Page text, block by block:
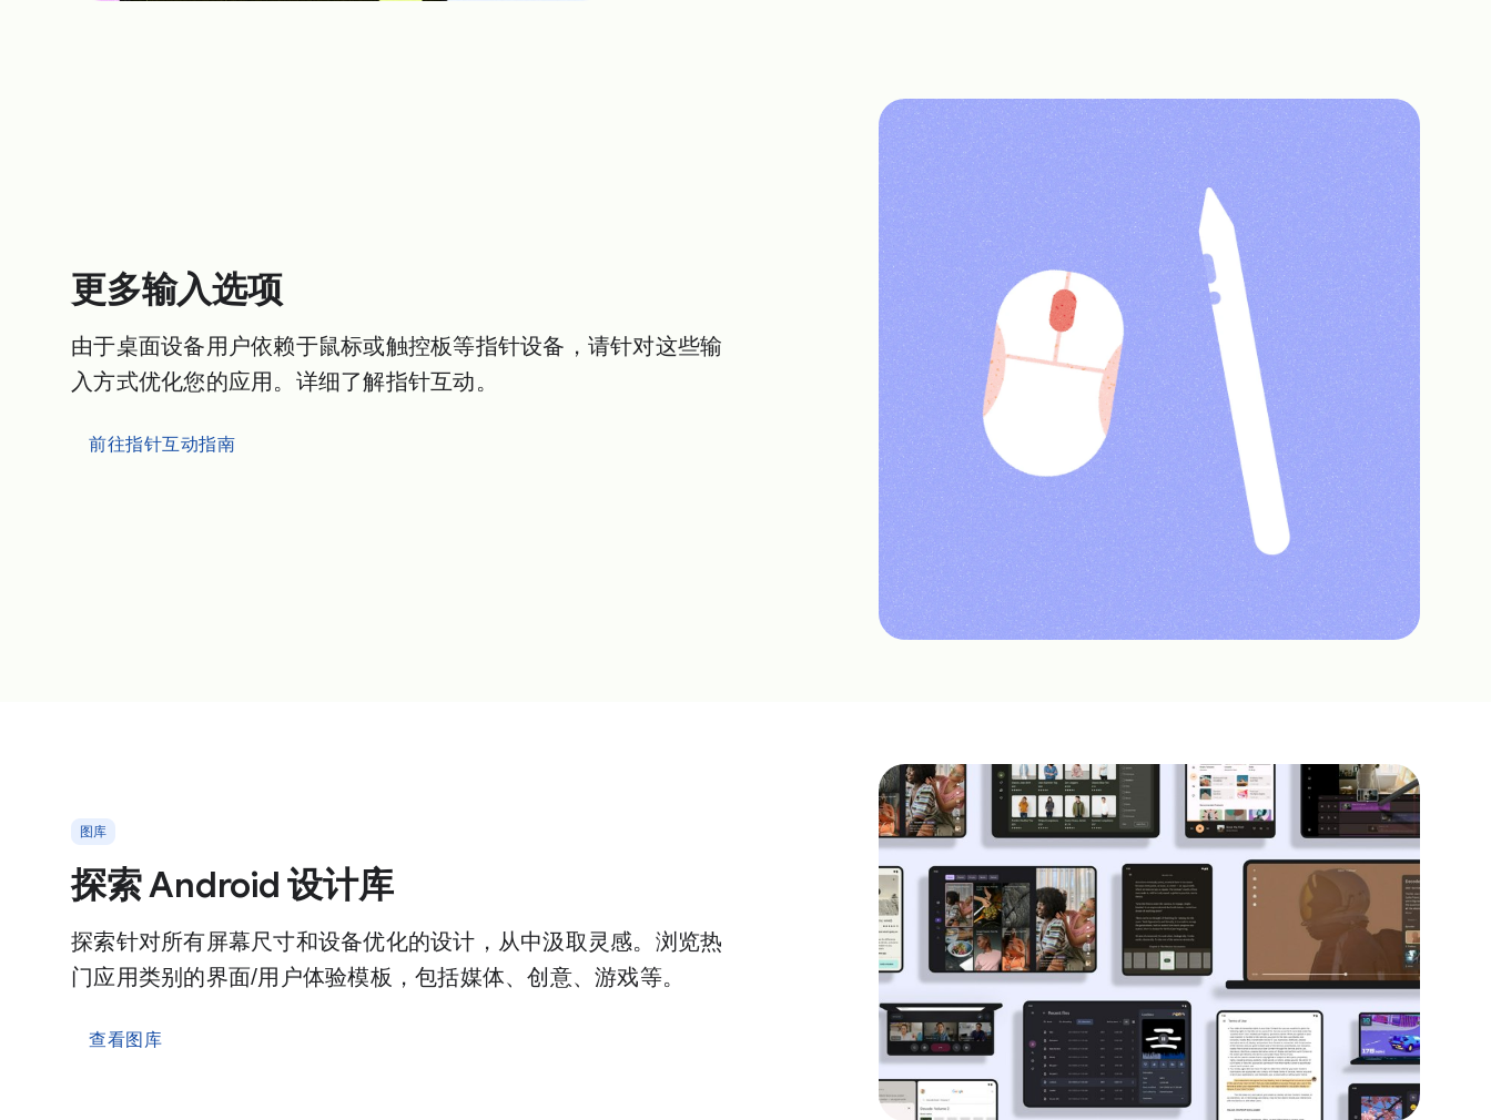
更多输入选项
由于桌面设备用户依赖于鼠标或触控板等指针设备，请针对这些输
入方式优化您的应用。详细了解指针互动。
前往指针互动指南
图库
探索 Android 设计库
探索针对所有屏幕尺寸和设备优化的设计，从中汲取灵感。浏览热
门应用类别的界面/用户体验模板，包括媒体、创意、游戏等。
查看图库